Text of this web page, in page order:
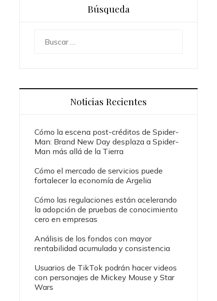
Búsqueda
Noticias Recientes
Cómo la escena post-créditos de Spider-
Man: Brand New Day desplaza a Spider-
Man más allá de la Tierra
Cómo el mercado de servicios puede
fortalecer la economía de Argelia
Cómo las regulaciones están acelerando
la adopción de pruebas de conocimiento
cero en empresas
Análisis de los fondos con mayor
rentabilidad acumulada y consistencia
Usuarios de TikTok podrán hacer videos
con personajes de Mickey Mouse y Star
Wars